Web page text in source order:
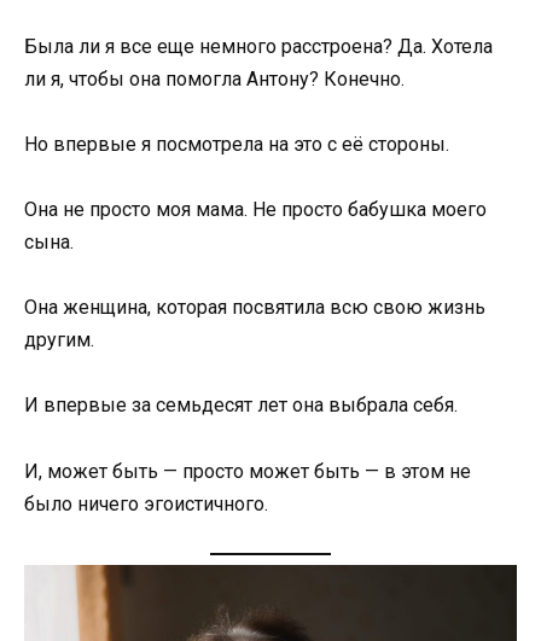
Была ли я все еще немного расстроена? Да. Хотела
ли я, чтобы она помогла Антону? Конечно.
Но впервые я посмотрела на это с её стороны.
Она не просто моя мама. Не просто бабушка моего
сына.
Она женщина, которая посвятила всю свою жизнь
другим.
И впервые за семьдесят лет она выбрала себя.
И, может быть — просто может быть — в этом не
было ничего эгоистичного.